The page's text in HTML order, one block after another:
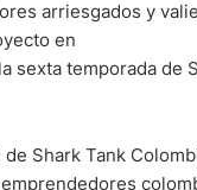
arriesgados y
en
sexta temporada de
Shark Tank